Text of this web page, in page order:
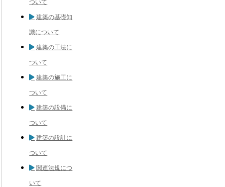
ついて
建築の基礎知
識について
建築の工法に
ついて
建築の施工に
ついて
建築の設備に
ついて
建築の設計に
ついて
関連法規につ
いて